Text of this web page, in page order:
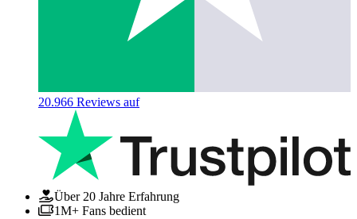
20.966 Reviews auf
Über 20 Jahre Erfahrung
1M+ Fans bedient